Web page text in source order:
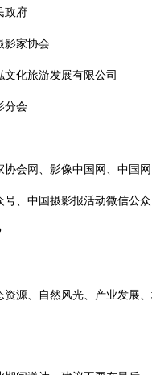
政府
影家协会
文化旅游发展有限公司
分会
会网、影像中国网、中国
号、中国摄影报活动微信公
源、自然风光、产业发展